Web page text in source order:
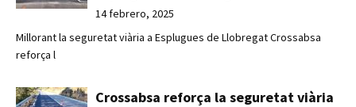
14 febrero, 2025
Millorant la seguretat viària a Esplugues de Llobregat Crossabsa
reforça l
Crossabsa reforça la seguretat viària